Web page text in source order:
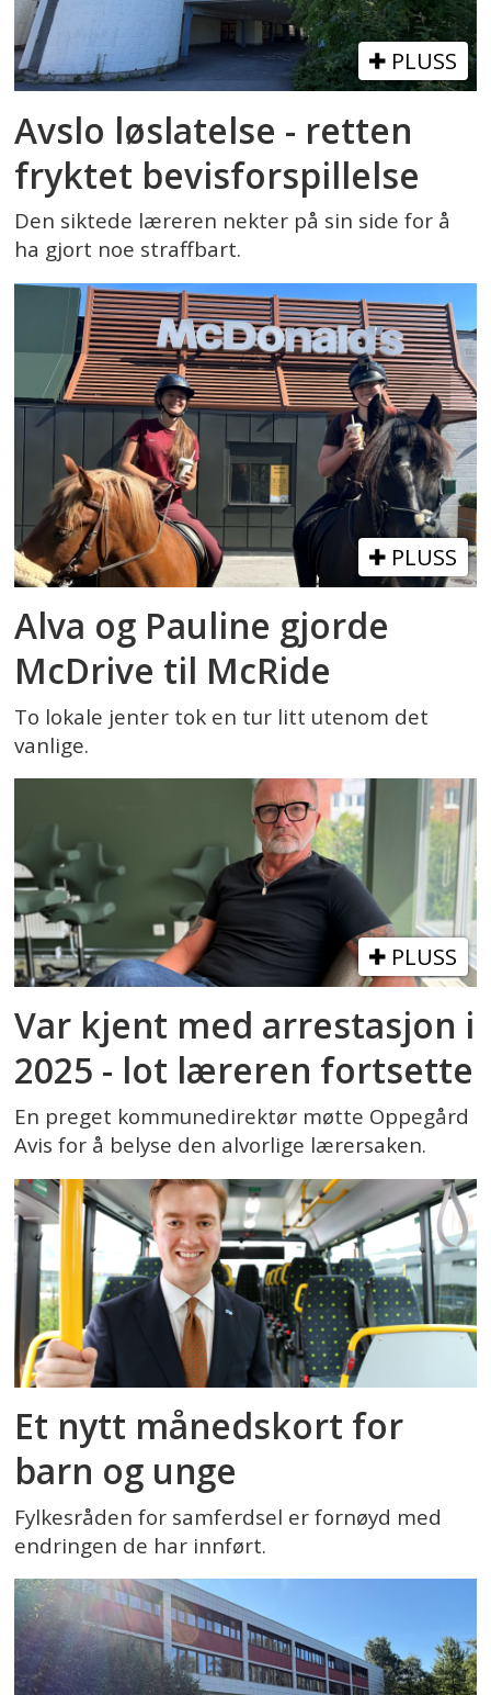
PLUSS
Avslo løslatelse - retten
fryktet bevisforspillelse
Den siktede læreren nekter på sin side for å
ha gjort noe straffbart.
PLUSS
Alva og Pauline gjorde
McDrive til McRide
To lokale jenter tok en tur litt utenom det
vanlige.
PLUSS
Var kjent med arrestasjon i
2025 - lot læreren fortsette
En preget kommunedirektør møtte Oppegård
Avis for å belyse den alvorlige lærersaken.
Et nytt månedskort for
barn og unge
Fylkesråden for samferdsel er fornøyd med
endringen de har innført.